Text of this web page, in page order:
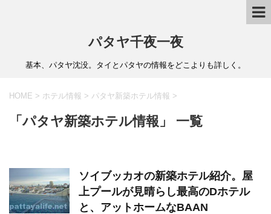
パタヤ千夜一夜
基本、パタヤ沈没。タイとパタヤの情報をどこよりも詳しく。
HOME > ホテル情報 > パタヤ新築ホテル情報 >
「パタヤ新築ホテル情報」 一覧
ソイブッカオの新築ホテル紹介。屋
上プールが見晴らし最高のDホテル
と、アットホームなBAAN